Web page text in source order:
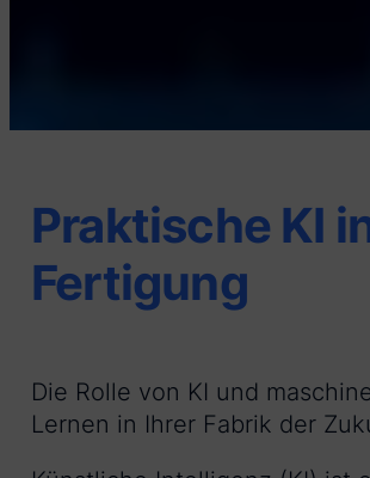
Praktische KI
Fertigung
Die Rolle von KI und
Lernen in Ihrer Fabrik der